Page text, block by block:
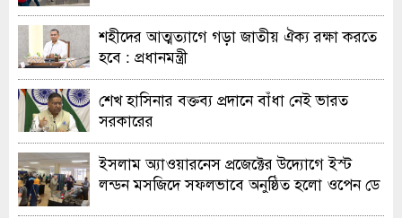
শহীদের আত্মত্যাগে গড়া জাতীয় ঐক্য রক্ষা করতে
হবে : প্রধানমন্ত্রী
শেখ হাসিনার বক্তব্য প্রদানে বাঁধা নেই ভারত
সরকারের
ইসলাম অ্যাওয়ারনেস প্রজেক্টের উদ্যোগে ইস্ট
লন্ডন মসজিদে সফলভাবে অনুষ্ঠিত হলো ওপেন ডে